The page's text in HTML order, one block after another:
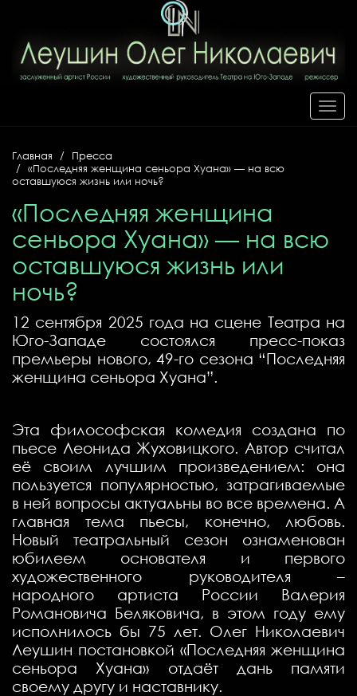
Главная
Пресса
«Последняя женщина сеньора Хуана» — на всю
оставшуюся жизнь или ночь?
«Последняя женщина
сеньора Хуана» — на всю
оставшуюся жизнь или
ночь?
12 сентября 2025 года на сцене Театра на
Юго-Западе состоялся пресс-показ
премьеры нового, 49-го сезона “Последняя
женщина сеньора Хуана”.
Эта философская комедия создана по
пьесе Леонида Жуховицкого. Автор считал
её своим лучшим произведением: она
пользуется популярностью, затрагиваемые
в ней вопросы актуальны во все времена. А
главная тема пьесы, конечно, любовь.
Новый театральный сезон ознаменован
юбилеем основателя и первого
художественного руководителя –
народного артиста России Валерия
Романовича Беляковича, в этом году ему
исполнилось бы 75 лет. Олег Николаевич
Леушин постановкой «Последняя женщина
сеньора Хуана» отдаёт дань памяти
своему другу и наставнику.